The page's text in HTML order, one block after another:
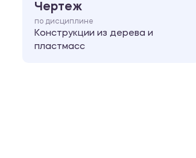
Чертеж
по дисциплине
Конструкции из дерева и
пластмасс